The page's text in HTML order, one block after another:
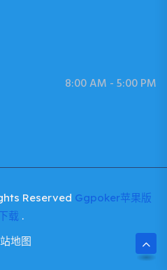
8:00 AM - 5:00 PM
Reserved Ggpoker苹果版
载 .
地图